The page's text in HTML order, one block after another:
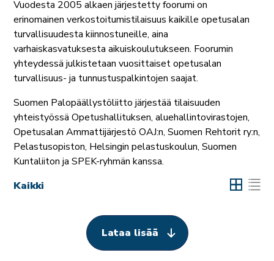
Vuodesta 2005 alkaen järjestetty foorumi on
erinomainen verkostoitumistilaisuus kaikille opetusalan
turvallisuudesta kiinnostuneille, aina
varhaiskasvatuksesta aikuiskoulutukseen. Foorumin
yhteydessä julkistetaan vuosittaiset opetusalan
turvallisuus- ja tunnustuspalkintojen saajat.
Suomen Palopäällystöliitto järjestää tilaisuuden
yhteistyössä Opetushallituksen, aluehallintovirastojen,
Opetusalan Ammattijärjestö OAJ:n, Suomen Rehtorit ry:n,
Pelastusopiston, Helsingin pelastuskoulun, Suomen
Kuntaliiton ja SPEK-ryhmän kanssa.
Kaikki
Lataa lisää